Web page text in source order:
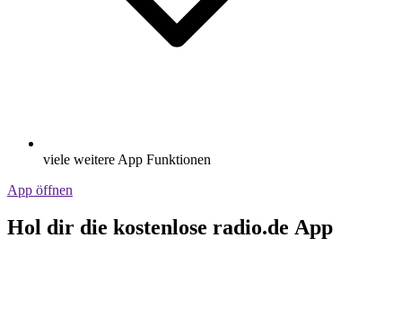
viele weitere App Funktionen
App öffnen
Hol dir die kostenlose radio.de App